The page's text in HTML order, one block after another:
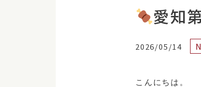
愛知
2026/05/14
こんにちは。